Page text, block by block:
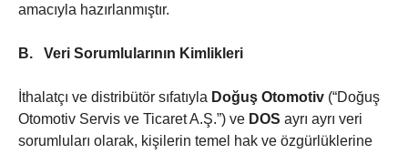
amacıyla hazırlanmıştır.
B. Veri Sorumlularının Kimlikleri
İthalatçı ve distribütör sıfatıyla Doğuş Otomotiv (“Doğuş
Otomotiv Servis ve Ticaret A.Ş.”) ve DOS ayrı ayrı veri
sorumluları olarak, kişilerin temel hak ve özgürlüklerine